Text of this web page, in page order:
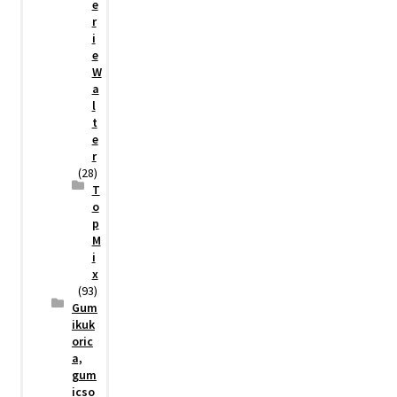
e
r
i
e
W
a
l
t
e
r
(28)
T
o
p
M
i
x
(93)
Gum
ikuk
oric
a,
gum
icso